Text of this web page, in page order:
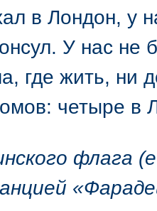
в Лондон, у
У нас
где жить, ни
четыре в
флага